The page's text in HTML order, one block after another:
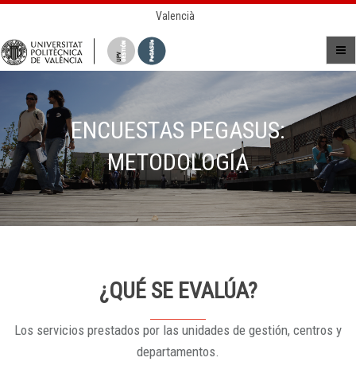
Valencià
ENCUESTAS PEGASUS:
METODOLOGÍA
¿QUÉ SE EVALÚA?
Los servicios prestados por las unidades de gestión, centros y
departamentos.